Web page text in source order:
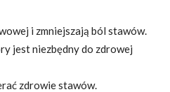
i zmniejszają ból stawów.
jest niezbędny do zdrowej
zdrowie stawów.